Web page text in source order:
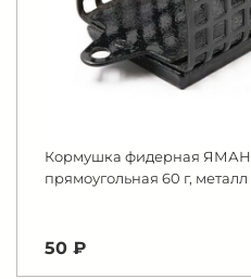
Кормушка фидерная ЯМАН
прямоугольная 60 г, металл
50 ₽